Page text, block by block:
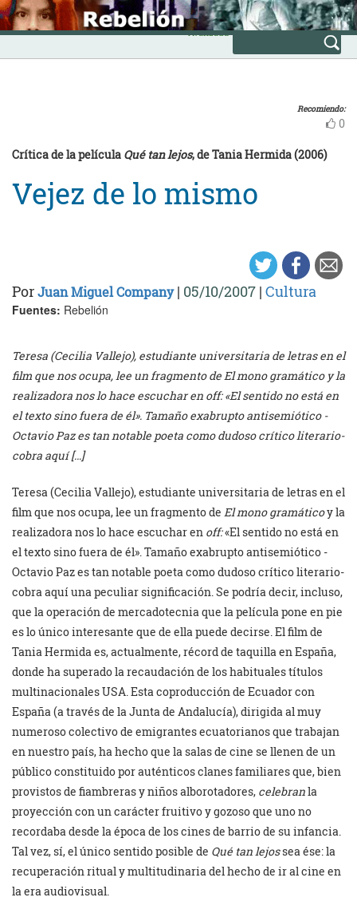
Skip
to
content
INICIO
Avanzada
Recomiendo:
0
Crítica de la película Qué tan lejos, de Tania Hermida (2006)
Vejez de lo mismo
PorJuan Miguel Company| 05/10/2007 | Cultura
Fuentes: Rebelión
Teresa (Cecilia Vallejo), estudiante universitaria de letras en el
film que nos ocupa, lee un fragmento de El mono gramático y la
realizadora nos lo hace escuchar en off: «El sentido no está en
el texto sino fuera de él». Tamaño exabrupto antisemiótico -
Octavio Paz es tan notable poeta como dudoso crítico literario-
cobra aquí […]
Teresa (Cecilia Vallejo), estudiante universitaria de letras en el
film que nos ocupa, lee un fragmento de El mono gramáticoy la
realizadora nos lo hace escuchar en off:«El sentido no está en
el texto sino fuera de él». Tamaño exabrupto antisemiótico -
Octavio Paz es tan notable poeta como dudoso crítico literario-
cobra aquí una peculiar significación. Se podría decir, incluso,
que la operación de mercadotecnia que la película pone en pie
es lo único interesante que de ella puede decirse. El film de
Tania Hermida es, actualmente, récord de taquilla en España,
donde ha superado la recaudación de los habituales títulos
multinacionales USA. Esta coproducción de Ecuador con
España (a través de la Junta de Andalucía), dirigida al muy
numeroso colectivo de emigrantes ecuatorianos que trabajan
en nuestro país, ha hecho que la salas de cine se llenen de un
público constituido por auténticos clanes familiares que, bien
provistos de fiambreras y niños alborotadores, celebranla
proyección con un carácter fruitivo y gozoso que uno no
recordaba desde la época de los cines de barrio de su infancia.
Tal vez, sí, el único sentido posible de Qué tan lejossea ése: la
recuperación ritual y multitudinaria del hecho de ir al cine en
la era audiovisual.